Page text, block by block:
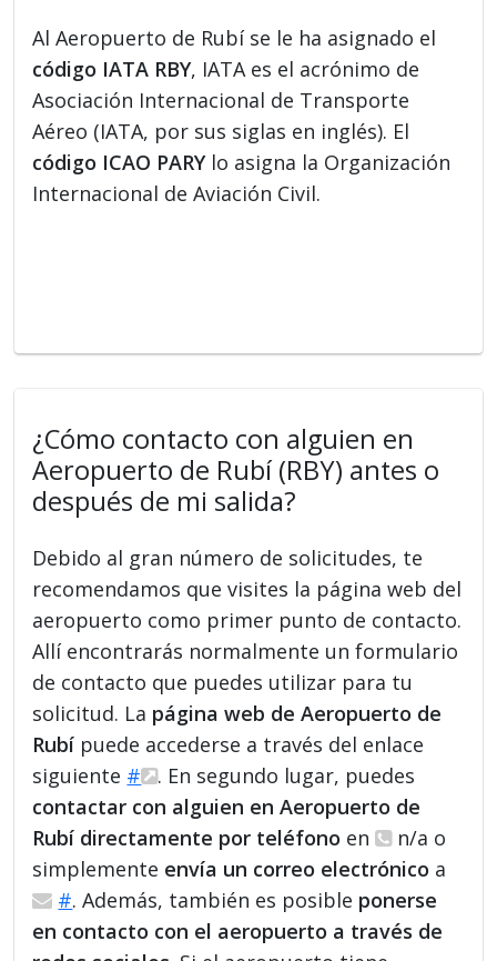
Al Aeropuerto de Rubí se le ha asignado el
código IATA RBY, IATA es el acrónimo de
Asociación Internacional de Transporte
Aéreo (IATA, por sus siglas en inglés). El
código ICAO PARYlo asigna la Organización
Internacional de Aviación Civil.
¿Cómo contacto con alguien en
Aeropuerto de Rubí (RBY) antes o
después de mi salida?
Debido al gran número de solicitudes, te
recomendamos que visites la página web del
aeropuerto como primer punto de contacto.
Allí encontrarás normalmente un formulario
de contacto que puedes utilizar para tu
solicitud. La página web de Aeropuerto de
Rubí puede accederse a través del enlace
siguiente #
. En segundo lugar, puedes
contactar con alguien en Aeropuerto de
Rubí directamente por teléfono en
n/a o
simplemente envía un correo electrónico a
#. Además, también es posible ponerse
en contacto con el aeropuerto a través de